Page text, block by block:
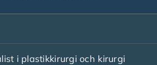
i plastikkirurgi och kirurgi